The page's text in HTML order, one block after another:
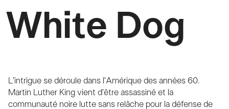
White Dog
L’intrigue se déroule dans l’Amérique des années 60.
Martin Luther King vient d’être assassiné et la
communauté noire lutte sans relâche pour la défense de